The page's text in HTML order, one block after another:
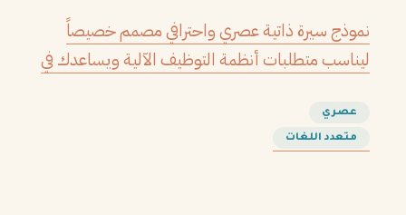
نموذج سيرة ذاتية عصري واحترافي مصمم خصيصاً
ليناسب متطلبات أنظمة التوظيف الآلية ويساعدك في
عصري
متعدد اللغات